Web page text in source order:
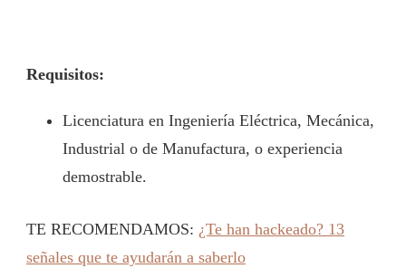
Requisitos:
Licenciatura en Ingeniería Eléctrica, Mecánica,
Industrial o de Manufactura, o experiencia
demostrable.
TE RECOMENDAMOS: ¿Te han hackeado? 13
señales que te ayudarán a saberlo